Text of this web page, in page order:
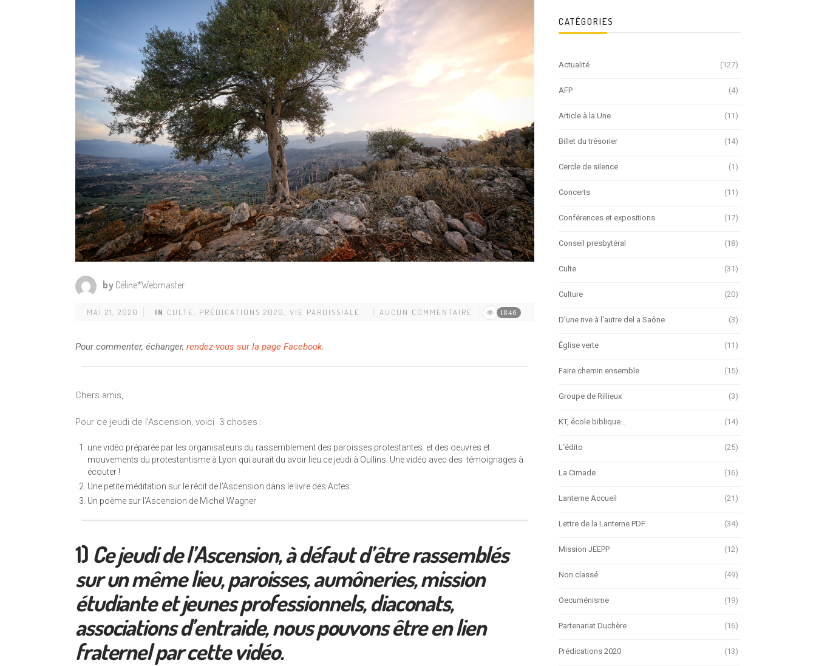
by Céline*Webmaster
MAI 21, 2020 IN CULTE PRÉDICATIONS 2020 VIE PAROISSIALE AUCUN COMMENTAIRE 1846
Pour commenter, échanger, rendez-vous sur la page Facebook.
Chers amis,
Pour ce jeudi de l’Ascension, voici 3 choses :
une vidéo préparée par les organisateurs du rassemblement des paroisses protestantes et des oeuvres et
mouvements du protestantisme à Lyon qui aurait du avoir lieu ce jeudi à Oullins. Une vidéo avec des témoignages à
écouter !
Une petite méditation sur le récit de l’Ascension dans le livre des Actes.
Un poème sur l’Ascension de Michel Wagner
1) Ce jeudi de l’Ascension, à défaut d’être rassemblés
sur un même lieu, paroisses, aumôneries, mission
étudiante et jeunes professionnels, diaconats,
associations d’entraide, nous pouvons être en lien
fraternel par cette vidéo.
CATÉGORIES
Actualité (127)
AFP (4)
Article à la Une (11)
Billet du trésorier (14)
Cercle de silence (1)
Concerts (11)
Conférences et expositions (17)
Conseil presbytéral (18)
Culte (31)
Culture (20)
D'une rive à l'autre del a Saône (3)
Église verte (11)
Faire chemin ensemble (15)
Groupe de Rillieux (3)
KT, école biblique… (14)
L'édito (25)
La Cimade (16)
Lanterne Accueil (21)
Lettre de la Lanterne PDF (34)
Mission JEEPP (12)
Non classé (49)
Oecuménisme (19)
Partenariat Duchère (16)
Prédications 2020 (13)